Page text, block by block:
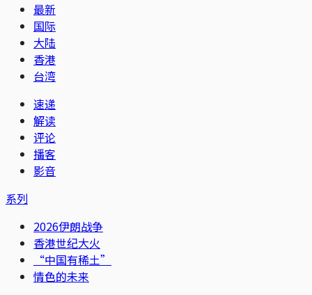
最新
国际
大陆
香港
台湾
速递
解读
评论
播客
影音
系列
2026伊朗战争
香港世纪大火
“中国有稀土”
情色的未来